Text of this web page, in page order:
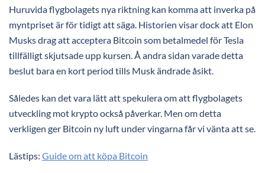
Huruvida flygbolagets nya riktning kan komma att inverka på
myntpriset är för tidigt att säga. Historien visar dock att Elon
Musks drag att acceptera Bitcoin som betalmedel för Tesla
tillfälligt skjutsade upp kursen. Å andra sidan varade detta
beslut bara en kort period tills Musk ändrade åsikt.
Således kan det vara lätt att spekulera om att flygbolagets
utveckling mot krypto också påverkar. Men om detta
verkligen ger Bitcoin ny luft under vingarna får vi vänta att se.
Lästips: Guide om att köpa Bitcoin